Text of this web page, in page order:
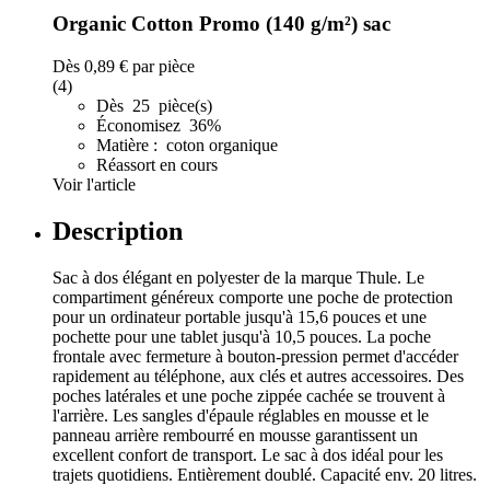
Organic Cotton Promo (140 g/m²) sac
Dès 0,89 € par pièce
(4)
Dès 25 pièce(s)
Économisez 36%
Matière : coton organique
Réassort en cours
Voir l'article
Description
Sac à dos élégant en polyester de la marque Thule. Le
compartiment généreux comporte une poche de protection
pour un ordinateur portable jusqu'à 15,6 pouces et une
pochette pour une tablet jusqu'à 10,5 pouces. La poche
frontale avec fermeture à bouton-pression permet d'accéder
rapidement au téléphone, aux clés et autres accessoires. Des
poches latérales et une poche zippée cachée se trouvent à
l'arrière. Les sangles d'épaule réglables en mousse et le
panneau arrière rembourré en mousse garantissent un
excellent confort de transport. Le sac à dos idéal pour les
trajets quotidiens. Entièrement doublé. Capacité env. 20 litres.